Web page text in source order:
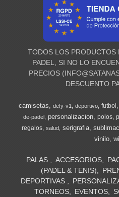
TODOS LOS PRODUCTOS
PADEL, SI NO LO
PRECIOS (
DESCUENTO
camisetas defy-v1 deportivo futbol
de-padel
personalizacion polos
regalos
salud serigrafia
vinilo
PALAS ACCESORIOS
(PADEL & TENIS)
DEPORTIVAS
TORNEOS
EVENTOS